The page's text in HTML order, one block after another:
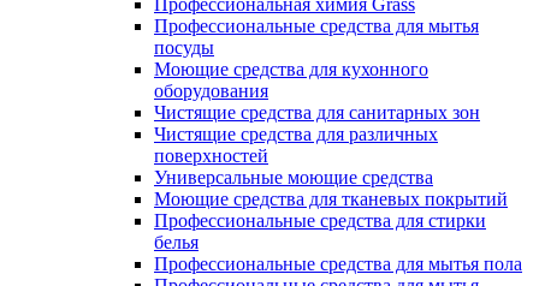
Профессиональная химия Grass
Профессиональные средства для мытья
посуды
Моющие средства для кухонного
оборудования
Чистящие средства для санитарных зон
Чистящие средства для различных
поверхностей
Универсальные моющие средства
Моющие средства для тканевых покрытий
Профессиональные средства для стирки
белья
Профессиональные средства для мытья пола